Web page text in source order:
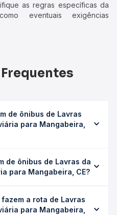
as regras específicas da
eventuais exigências
de ônibus de Lavras
para Mangabeira,
leva em média 0 horas,
o tipo de serviço
de cada opção na data
de ônibus de Lavras da
para Mangabeira, CE?
Mangabeira, CE custa
conforme a data da
a rota de Lavras
para Mangabeira,